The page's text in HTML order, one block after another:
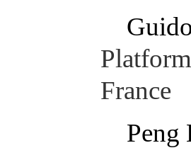
France
Peng